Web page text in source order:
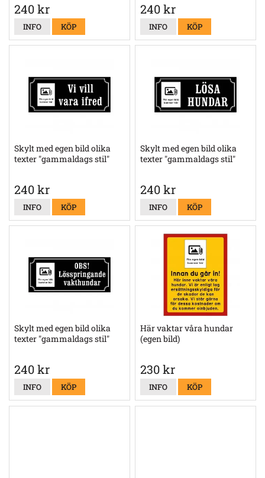
240 kr
INFO KÖP
240 kr
INFO KÖP
Skylt med egen bild olika
texter "gammaldags stil"
240 kr
INFO KÖP
Skylt med egen bild olika
texter "gammaldags stil"
240 kr
INFO KÖP
Skylt med egen bild olika
texter "gammaldags stil"
240 kr
INFO KÖP
Här vaktar våra hundar
(egen bild)
230 kr
INFO KÖP